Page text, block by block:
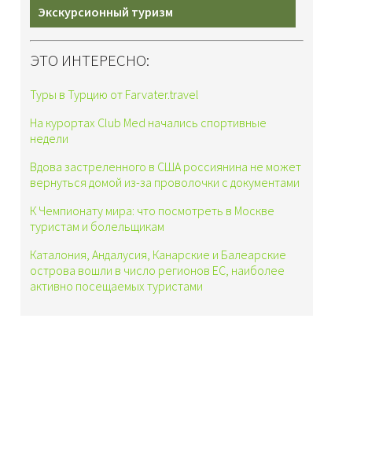
Экскурсионный туризм
ЭТО ИНТЕРЕСНО:
Туры в Турцию от Farvater.travel
На курортах Club Med начались спортивные
недели
Вдова застреленного в США россиянина не может
вернуться домой из-за проволочки с документами
К Чемпионату мира: что посмотреть в Москве
туристам и болельщикам
Каталония, Андалусия, Канарские и Балеарские
острова вошли в число регионов ЕС, наиболее
активно посещаемых туристами